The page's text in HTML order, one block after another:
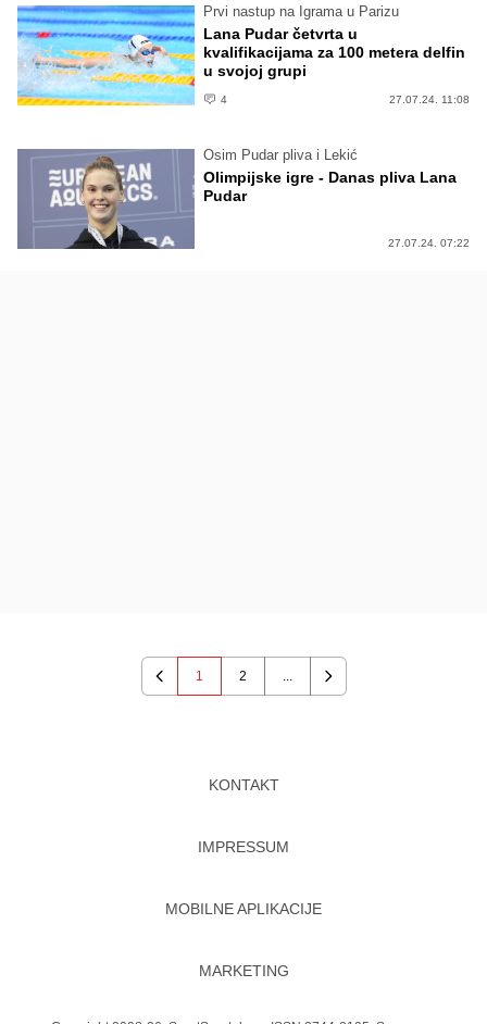
Prvi nastup na Igrama u Parizu
Lana Pudar četvrta u
kvalifikacijama za 100 metera delfin
u svojoj grupi
4 27.07.24. 11:08
Osim Pudar pliva i Lekić
Olimpijske igre - Danas pliva Lana
Pudar
27.07.24. 07:22
Previous
1 2
Next
KONTAKT
IMPRESSUM
MOBILNE APLIKACIJE
MARKETING